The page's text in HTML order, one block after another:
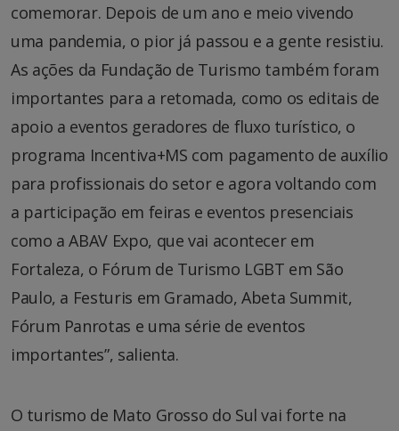
comemorar. Depois de um ano e meio vivendo
uma pandemia, o pior já passou e a gente resistiu.
As ações da Fundação de Turismo também foram
importantes para a retomada, como os editais de
apoio a eventos geradores de fluxo turístico, o
programa Incentiva+MS com pagamento de auxílio
para profissionais do setor e agora voltando com
a participação em feiras e eventos presenciais
como a ABAV Expo, que vai acontecer em
Fortaleza, o Fórum de Turismo LGBT em São
Paulo, a Festuris em Gramado, Abeta Summit,
Fórum Panrotas e uma série de eventos
importantes”, salienta.
O turismo de Mato Grosso do Sul vai forte na